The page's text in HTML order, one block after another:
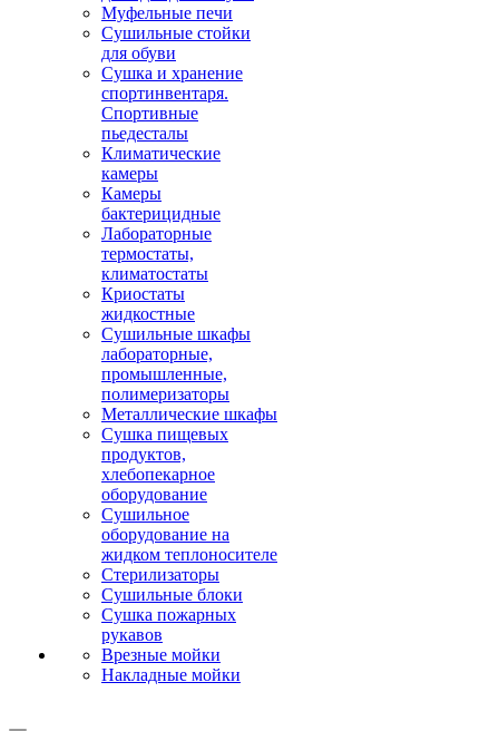
Муфельные печи
Сушильные стойки
для обуви
Сушка и хранение
спортинвентаря.
Спортивные
пьедесталы
Климатические
камеры
Камеры
бактерицидные
Лабораторные
термостаты,
климатостаты
Криостаты
жидкостные
Сушильные шкафы
лабораторные,
промышленные,
полимеризаторы
Металлические шкафы
Сушка пищевых
продуктов,
хлебопекарное
оборудование
Сушильное
оборудование на
жидком теплоносителе
Стерилизаторы
Сушильные блоки
Сушка пожарных
рукавов
Врезные мойки
Накладные мойки